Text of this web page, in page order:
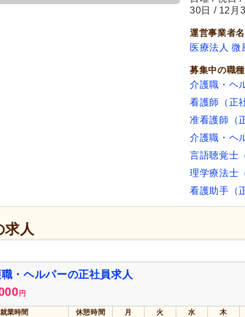
30日 / 12月
運営事業者名
医療法人 微
募集中の職種
介護職・ヘ
看護師（正
准看護師（
介護職・ヘ
言語聴覚士
理学療法士
看護助手（
求人
・ヘルパーの正社員求人
円
就業時間 休憩時間 月 火 水 木